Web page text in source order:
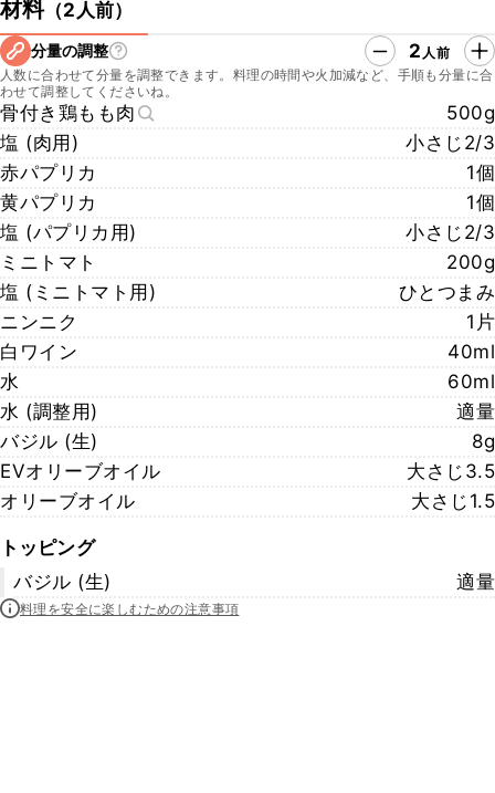
・クラシルInstagram
https://www.instagram.com/kurashiru/
・クラシルX
https://twitter.com/kurashiru0119
材料（2人前）
分量の調整 2 人前
人数に合わせて分量を調整できます。料理の時間や火加減など、手順も分量に合
わせて調整してくださいね。
骨付き鶏もも肉
500g
塩 (肉用)
小さじ2/3
赤パプリカ
1個
黄パプリカ
1個
塩 (パプリカ用)
小さじ2/3
ミニトマト
200g
塩 (ミニトマト用)
ひとつまみ
ニンニク
1片
白ワイン
40ml
水
60ml
水 (調整用)
適量
バジル (生)
8g
EVオリーブオイル
大さじ3.5
オリーブオイル
大さじ1.5
トッピング
バジル (生)
適量
料理を安全に楽しむための注意事項